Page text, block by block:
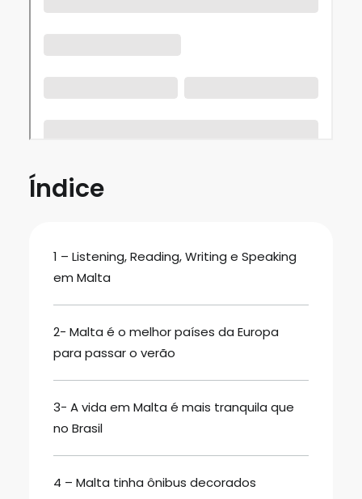
Índice
1 – Listening, Reading, Writing e Speaking
em Malta
2- Malta é o melhor países da Europa
para passar o verão
3- A vida em Malta é mais tranquila que
no Brasil
4 – Malta tinha ônibus decorados